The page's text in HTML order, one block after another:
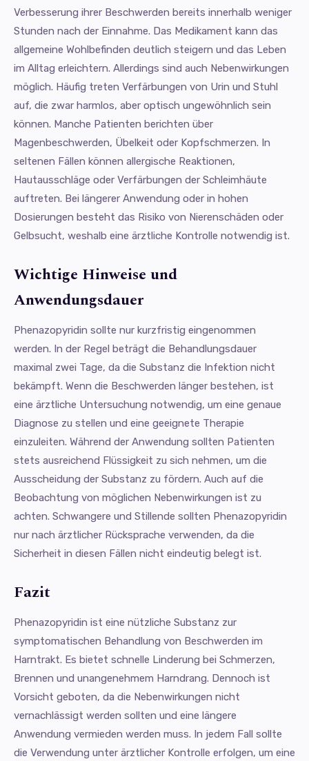
Verbesserung ihrer Beschwerden bereits innerhalb weniger
Stunden nach der Einnahme. Das Medikament kann das
allgemeine Wohlbefinden deutlich steigern und das Leben
im Alltag erleichtern. Allerdings sind auch Nebenwirkungen
möglich. Häufig treten Verfärbungen von Urin und Stuhl
auf, die zwar harmlos, aber optisch ungewöhnlich sein
können. Manche Patienten berichten über
Magenbeschwerden, Übelkeit oder Kopfschmerzen. In
seltenen Fällen können allergische Reaktionen,
Hautausschläge oder Verfärbungen der Schleimhäute
auftreten. Bei längerer Anwendung oder in hohen
Dosierungen besteht das Risiko von Nierenschäden oder
Gelbsucht, weshalb eine ärztliche Kontrolle notwendig ist.
Wichtige Hinweise und
Anwendungsdauer
Phenazopyridin sollte nur kurzfristig eingenommen
werden. In der Regel beträgt die Behandlungsdauer
maximal zwei Tage, da die Substanz die Infektion nicht
bekämpft. Wenn die Beschwerden länger bestehen, ist
eine ärztliche Untersuchung notwendig, um eine genaue
Diagnose zu stellen und eine geeignete Therapie
einzuleiten. Während der Anwendung sollten Patienten
stets ausreichend Flüssigkeit zu sich nehmen, um die
Ausscheidung der Substanz zu fördern. Auch auf die
Beobachtung von möglichen Nebenwirkungen ist zu
achten. Schwangere und Stillende sollten Phenazopyridin
nur nach ärztlicher Rücksprache verwenden, da die
Sicherheit in diesen Fällen nicht eindeutig belegt ist.
Fazit
Phenazopyridin ist eine nützliche Substanz zur
symptomatischen Behandlung von Beschwerden im
Harntrakt. Es bietet schnelle Linderung bei Schmerzen,
Brennen und unangenehmem Harndrang. Dennoch ist
Vorsicht geboten, da die Nebenwirkungen nicht
vernachlässigt werden sollten und eine längere
Anwendung vermieden werden muss. In jedem Fall sollte
die Verwendung unter ärztlicher Kontrolle erfolgen, um eine